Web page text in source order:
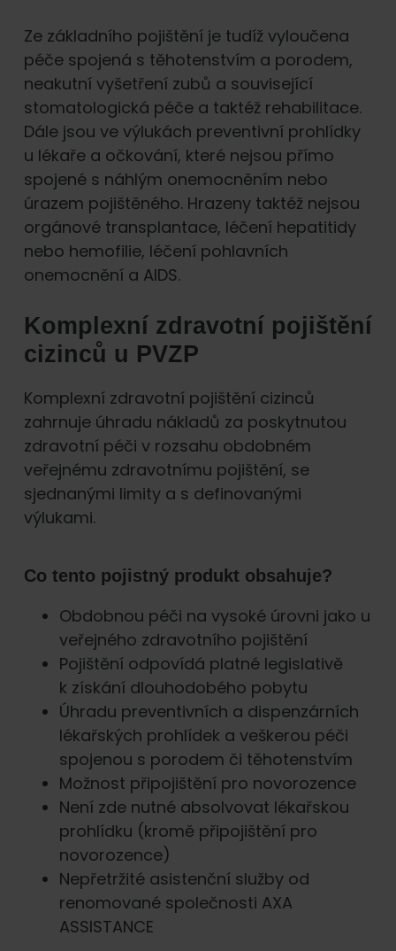
Ze základního pojištění je tudíž vyloučena
péče spojená s těhotenstvím a porodem,
neakutní vyšetření zubů a související
stomatologická péče a taktéž rehabilitace.
Dále jsou ve výlukách preventivní prohlídky
u lékaře a očkování, které nejsou přímo
spojené s náhlým onemocněním nebo
úrazem pojištěného. Hrazeny taktéž nejsou
orgánové transplantace, léčení hepatitidy
nebo hemofilie, léčení pohlavních
onemocnění a AIDS.
Komplexní zdravotní pojištění
cizinců u PVZP
Komplexní zdravotní pojištění cizinců
zahrnuje úhradu nákladů za poskytnutou
zdravotní péči v rozsahu obdobném
veřejnému zdravotnímu pojištění, se
sjednanými limity a s definovanými
výlukami.
Co tento pojistný produkt obsahuje?
Obdobnou péči na vysoké úrovni jako u
veřejného zdravotního pojištění
Pojištění odpovídá platné legislativě
k získání dlouhodobého pobytu
Úhradu preventivních a dispenzárních
lékařských prohlídek a veškerou péči
spojenou s porodem či těhotenstvím
Možnost připojištění pro novorozence
Není zde nutné absolvovat lékařskou
prohlídku (kromě připojištění pro
novorozence)
Nepřetržité asistenční služby od
renomované společnosti AXA
ASSISTANCE